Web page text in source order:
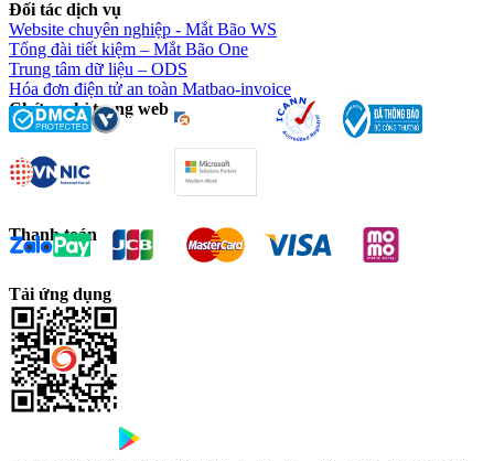
Đối tác dịch vụ
Website chuyên nghiệp - Mắt Bão WS
Tổng đài tiết kiệm – Mắt Bão One
Trung tâm dữ liệu – ODS
Hóa đơn điện tử an toàn Matbao-invoice
Chứng chỉ trang web
Thanh toán
Tải ứng dụng